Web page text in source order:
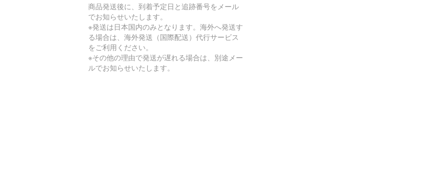
商品発送後に、到着予定日と追跡番号をメール
でお知らせいたします。
※発送は日本国内のみとなります。海外へ発送す
る場合は、海外発送（国際配送）代行サービス
をご利用ください。
※その他の理由で発送が遅れる場合は、別途メー
ルでお知らせいたします。